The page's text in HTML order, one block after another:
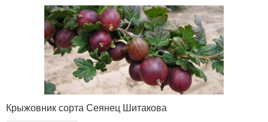
Крыжовник сорта Сеянец Шитакова